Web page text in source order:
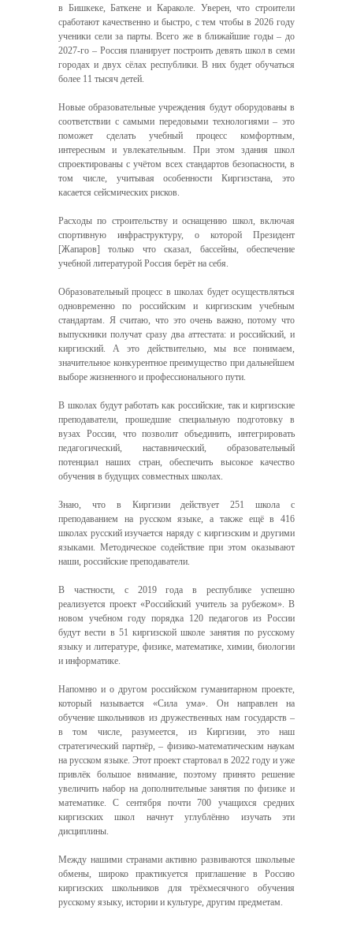
в Бишкеке, Баткене и Караколе. Уверен, что строители
сработают качественно и быстро, с тем чтобы в 2026 году
ученики сели за парты. Всего же в ближайшие годы – до
2027-го – Россия планирует построить девять школ в семи
городах и двух сёлах республики. В них будет обучаться
более 11 тысяч детей.
Новые образовательные учреждения будут оборудованы в
соответствии с самыми передовыми технологиями – это
поможет сделать учебный процесс комфортным,
интересным и увлекательным. При этом здания школ
спроектированы с учётом всех стандартов безопасности, в
том числе, учитывая особенности Киргизстана, это
касается сейсмических рисков.
Расходы по строительству и оснащению школ, включая
спортивную инфраструктуру, о которой Президент
[Жапаров] только что сказал, бассейны, обеспечение
учебной литературой Россия берёт на себя.
Образовательный процесс в школах будет осуществляться
одновременно по российским и киргизским учебным
стандартам. Я считаю, что это очень важно, потому что
выпускники получат сразу два аттестата: и российский, и
киргизский. А это действительно, мы все понимаем,
значительное конкурентное преимущество при дальнейшем
выборе жизненного и профессионального пути.
В школах будут работать как российские, так и киргизские
преподаватели, прошедшие специальную подготовку в
вузах России, что позволит объединить, интегрировать
педагогический, наставнический, образовательный
потенциал наших стран, обеспечить высокое качество
обучения в будущих совместных школах.
Знаю, что в Киргизии действует 251 школа с
преподаванием на русском языке, а также ещё в 416
школах русский изучается наряду с киргизским и другими
языками. Методическое содействие при этом оказывают
наши, российские преподаватели.
В частности, с 2019 года в республике успешно
реализуется проект «Российский учитель за рубежом». В
новом учебном году порядка 120 педагогов из России
будут вести в 51 киргизской школе занятия по русскому
языку и литературе, физике, математике, химии, биологии
и информатике.
Напомню и о другом российском гуманитарном проекте,
который называется «Сила ума». Он направлен на
обучение школьников из дружественных нам государств –
в том числе, разумеется, из Киргизии, это наш
стратегический партнёр, – физико-математическим наукам
на русском языке. Этот проект стартовал в 2022 году и уже
привлёк большое внимание, поэтому принято решение
увеличить набор на дополнительные занятия по физике и
математике. С сентября почти 700 учащихся средних
киргизских школ начнут углублённо изучать эти
дисциплины.
Между нашими странами активно развиваются школьные
обмены, широко практикуется приглашение в Россию
киргизских школьников для трёхмесячного обучения
русскому языку, истории и культуре, другим предметам.